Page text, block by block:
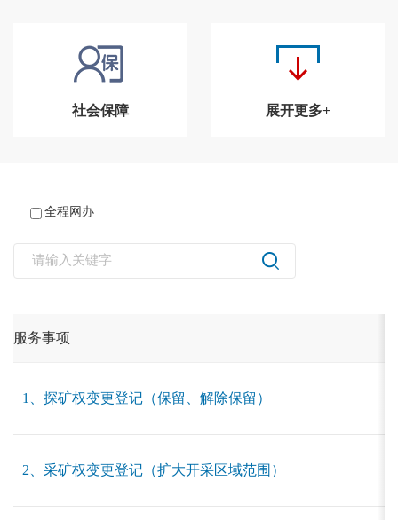
社会保障 展开更多+
全程网办